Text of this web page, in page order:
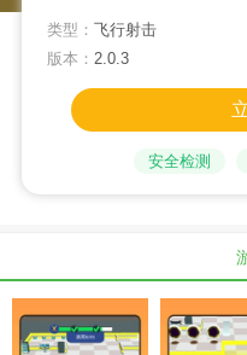
类型： 飞行射击
版本： 2.0.3
安全检测